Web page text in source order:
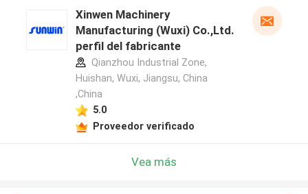
Xinwen Machinery
Manufacturing (Wuxi) Co.,Ltd.
perfil del fabricante
Qianzhou Industrial Zone,
Huishan, Wuxi, Jiangsu, China
,China
5.0
Proveedor verificado
Vea más